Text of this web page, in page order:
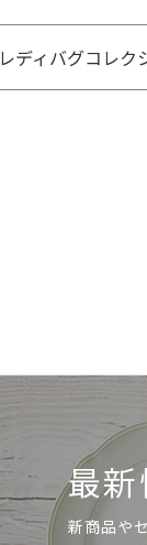
レディバグコレク
最
新商品や